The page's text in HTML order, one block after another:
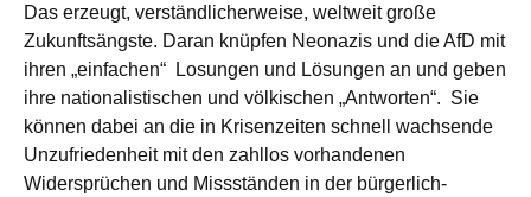
Das erzeugt, verständlicherweise, weltweit große
Zukunftsängste. Daran knüpfen Neonazis und die AfD mit
ihren „einfachen“ Losungen und Lösungen an und geben
ihre nationalistischen und völkischen „Antworten“. Sie
können dabei an die in Krisenzeiten schnell wachsende
Unzufriedenheit mit den zahllos vorhandenen
Widersprüchen und Missständen in der bürgerlich-